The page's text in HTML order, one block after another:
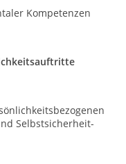
Kompetenzen
Selbstsicherheit-